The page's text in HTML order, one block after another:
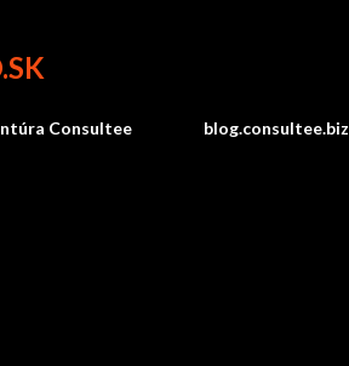
Consultee blog.consultee.biz